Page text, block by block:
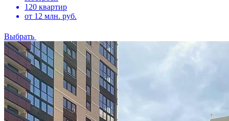
120 квартир
от 12 млн. руб.
Выбрать